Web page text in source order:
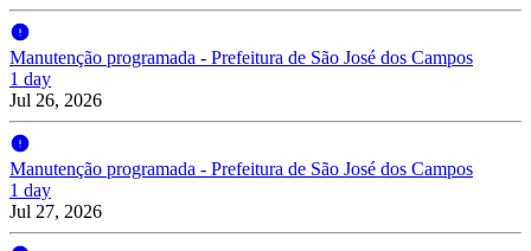
Manutenção programada - Prefeitura de São José dos Campos
1 day
Jul 26, 2026
Manutenção programada - Prefeitura de São José dos Campos
1 day
Jul 27, 2026